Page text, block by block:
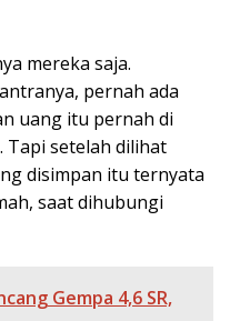
mereka saja.
pernah ada
uang itu pernah di
Tapi setelah dilihat
disimpan itu ternyata
saat dihubungi
Gempa 4,6 SR,